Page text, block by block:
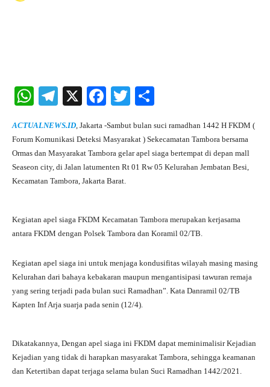
W
ts
A
pp
Te
gr
a
m
X
Fa
bo
ok
T
tte
r
re
ACTUALNEWS.ID, Jakarta -Sambut bulan suci ramadhan 1442 H FKDM (
Forum Komunikasi Deteksi Masyarakat ) Sekecamatan Tambora bersama
Ormas dan Masyarakat Tambora gelar apel siaga bertempat di depan mall
Seaseon city, di Jalan latumenten Rt 01 Rw 05 Kelurahan Jembatan Besi,
Kecamatan Tambora, Jakarta Barat.
Kegiatan apel siaga FKDM Kecamatan Tambora merupakan kerjasama
antara FKDM dengan Polsek Tambora dan Koramil 02/TB.
Kegiatan apel siaga ini untuk menjaga kondusifitas wilayah masing masing
Kelurahan dari bahaya kebakaran maupun mengantisipasi tawuran remaja
yang sering terjadi pada bulan suci Ramadhan”. Kata Danramil 02/TB
Kapten Inf Arja suarja pada senin (12/4).
Dikatakannya, Dengan apel siaga ini FKDM dapat meminimalisir Kejadian
Kejadian yang tidak di harapkan masyarakat Tambora, sehingga keamanan
dan Ketertiban dapat terjaga selama bulan Suci Ramadhan 1442/2021.